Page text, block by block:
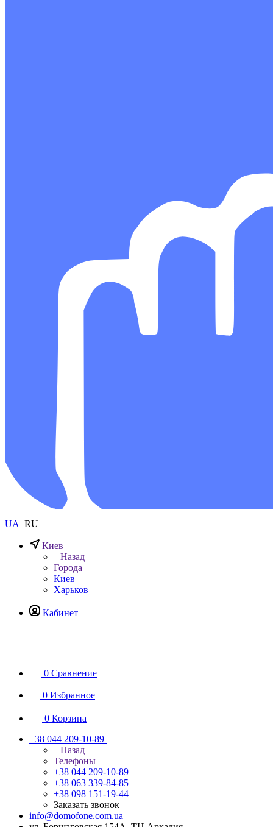
UA RU
Киев
Назад
Города
Киев
Харьков
Кабинет
0 Сравнение
0 Избранное
0 Корзина
+38 044 209-10-89
Назад
Телефоны
+38 044 209-10-89
+38 063 339-84-85
+38 098 151-19-44
Заказать звонок
info@domofone.com.ua